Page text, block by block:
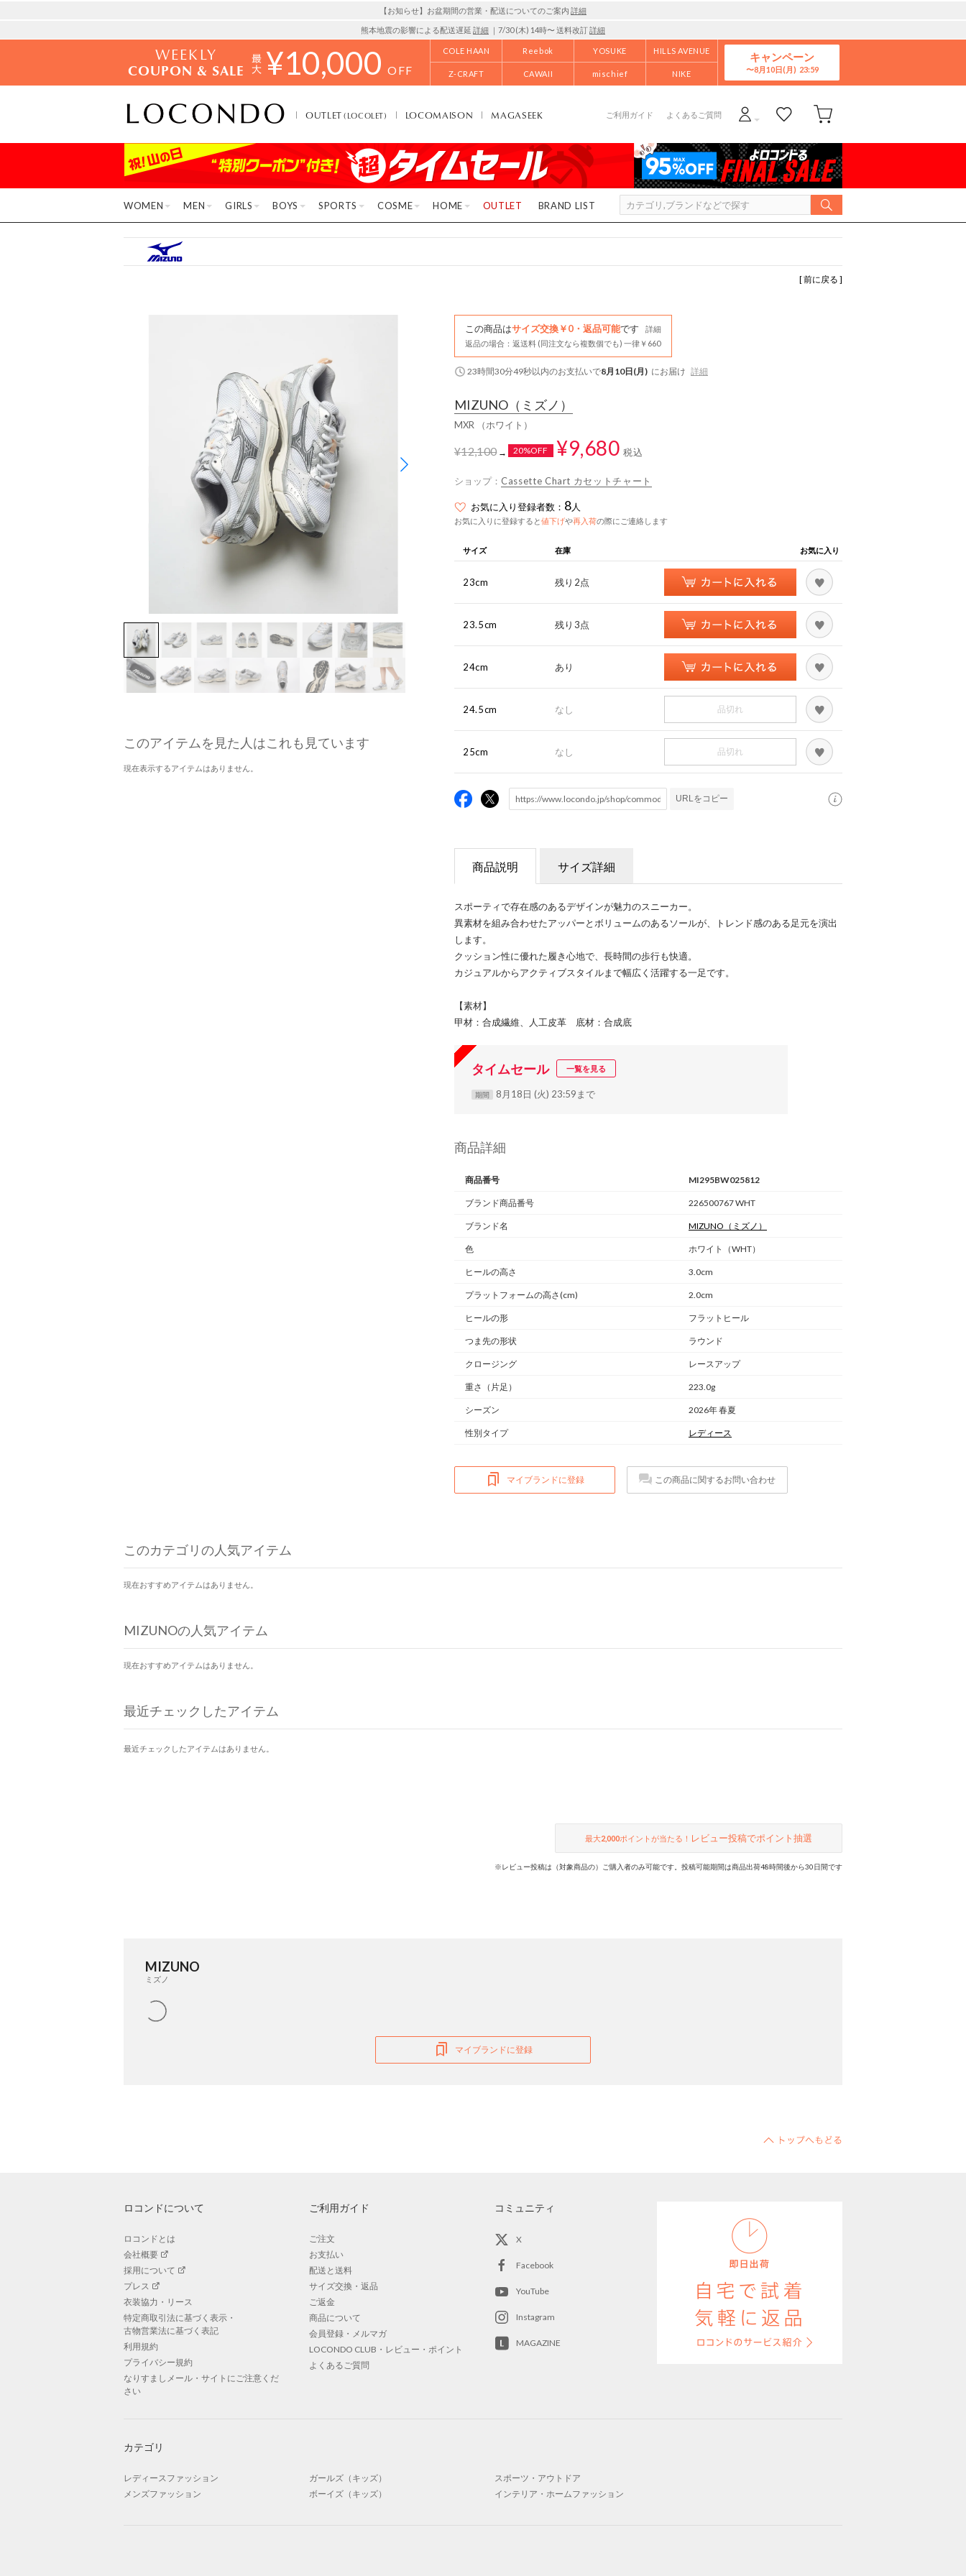
【お知らせ】お盆期間の営業・配送についてのご案内 詳細
熊本地震の影響による配送遅延 詳細 ｜7/30 (木) 14時〜 送料改訂詳細
WEEKLY
COUPON & SALE ¥10,000 OFF
COLE HAAN Reebok YOSUKE HILLS AVENUE
Z-CRAFT CAWAII mischief NIKE
キャンペーン
8月10日(月)
OUTLET(LOCOLET) LOCOMAISON MAGASEEK ご利用ガイド よくあるご質問
WOMEN MEN GIRLS BOYS SPORTS COSME HOME OUTLET BRAND LIST
[ 前に戻る ]
このアイテムを見た人はこれも見ています
現在表示するアイテムはありません。
この商品はサイズ交換￥0・返品可能です
詳細
返品の場合：返送料 (同注文なら複数個でも) 一律￥660
23時間30分48秒以内のお支払いで8月10日(月) にお届け 詳細
MIZUNO （ミズノ）
MXR （ホワイト）
¥12,100→ 20%OFF ¥9,680 税込
ショップ： Cassette Chart カセットチャート
お気に入り登録者数： 8人
お気に入りに登録すると値下げや再入荷の際にご連絡します
サイズ 在庫 お気に入り
23cm 残り2点
23.5cm 残り3点
24cm あり
24.5cm なし 品切れ
25cm なし 品切れ
URLをコピー
商品説明 サイズ詳細
スポーティで存在感のあるデザインが魅力のスニーカー。
異素材を組み合わせたアッパーとボリュームのあるソールが、トレンド感のある足元を演出
します。
クッション性に優れた履き心地で、長時間の歩行も快適。
カジュアルからアクティブスタイルまで幅広く活躍する一足です。
【素材】
甲材：合成繊維、人工皮革 底材：合成底
タイムセール 一覧を見る
期間 8月18日 (火) 23:59まで
商品詳細
商品番号 MI295BW025812
ブランド商品番号 226500767 WHT
ブランド名 MIZUNO （ミズノ）
色 ホワイト（WHT）
ヒールの高さ 3.0cm
プラットフォームの高さ(cm) 2.0cm
ヒールの形 フラットヒール
つま先の形状 ラウンド
クロージング レースアップ
重さ （片足） 223.0g
シーズン 2026年 春夏
性別タイプ レディース
マイブランドに登録 この商品に関するお問い合わせ
このカテゴリの人気アイテム
現在おすすめアイテムはありません。
MIZUNOの人気アイテム
現在おすすめアイテムはありません。
最近チェックしたアイテム
最近チェックしたアイテムはありません。
最大2,000ポイントが当たる！ レビュー投稿でポイント抽選
※レビュー投稿は（対象商品の）ご購入者のみ可能です。投稿可能期間は商品出荷48時間後から30日間です
MIZUNO
ミズノ
マイブランドに登録
ロコンドについて
ロコンドとは
会社概要
採用について
プレス
衣装協力・リース
特定商取引法に基づく表示・
古物営業法に基づく表記
利用規約
プライバシー規約
なりすましメール・サイトにご注意くだ
さい
ご利用ガイド
ご注文
お支払い
配送と送料
サイズ交換・返品
ご返金
商品について
会員登録・メルマガ
LOCONDO CLUB・レビュー・ポイント
よくあるご質問
コミュニティ
X
Facebook
YouTube
Instagram
MAGAZINE
カテゴリ
レディースファッション
メンズファッション
ガールズ（キッズ）
ボーイズ（キッズ）
スポーツ・アウトドア
インテリア・ホームファッション